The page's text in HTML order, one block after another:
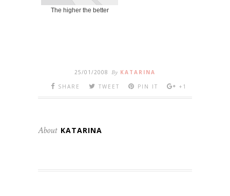
The higher the better
25/01/2008 By KATARINA
SHARE
TWEET PIN IT +1
About KATARINA